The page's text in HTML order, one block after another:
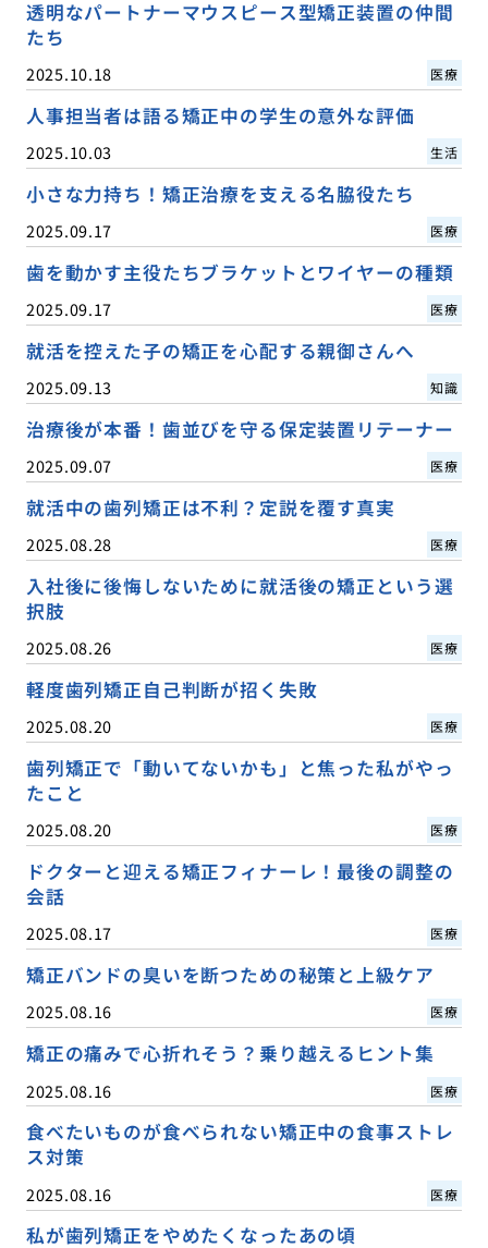
透明なパートナーマウスピース型矯正装置の仲間
たち
2025.10.18 医療
人事担当者は語る矯正中の学生の意外な評価
2025.10.03 生活
小さな力持ち！矯正治療を支える名脇役たち
2025.09.17 医療
歯を動かす主役たちブラケットとワイヤーの種類
2025.09.17 医療
就活を控えた子の矯正を心配する親御さんへ
2025.09.13 知識
治療後が本番！歯並びを守る保定装置リテーナー
2025.09.07 医療
就活中の歯列矯正は不利？定説を覆す真実
2025.08.28 医療
入社後に後悔しないために就活後の矯正という選
択肢
2025.08.26 医療
軽度歯列矯正自己判断が招く失敗
2025.08.20 医療
歯列矯正で「動いてないかも」と焦った私がやっ
たこと
2025.08.20 医療
ドクターと迎える矯正フィナーレ！最後の調整の
会話
2025.08.17 医療
矯正バンドの臭いを断つための秘策と上級ケア
2025.08.16 医療
矯正の痛みで心折れそう？乗り越えるヒント集
2025.08.16 医療
食べたいものが食べられない矯正中の食事ストレ
ス対策
2025.08.16 医療
私が歯列矯正をやめたくなったあの頃